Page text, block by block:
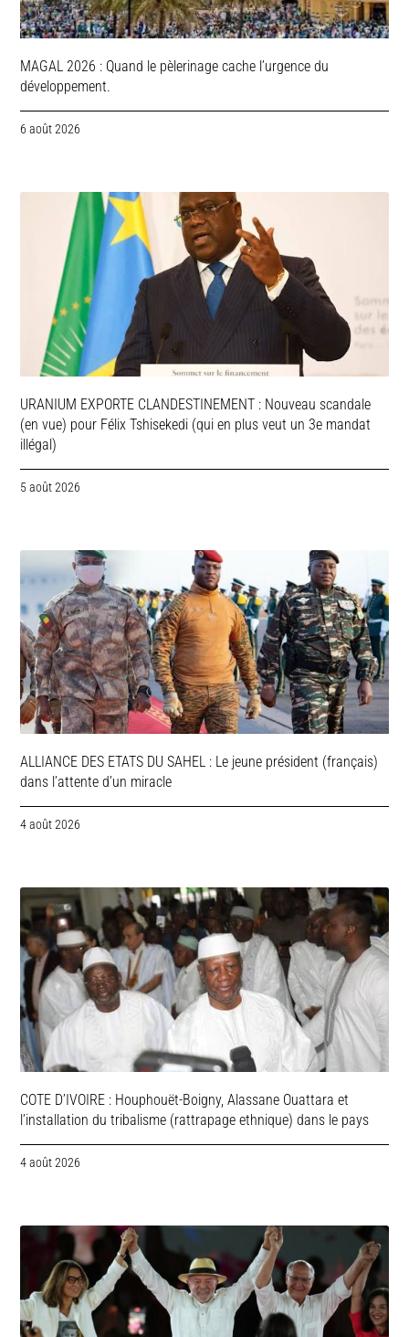
MAGAL 2026 : Quand le pèlerinage cache l’urgence du
développement.
6 août 2026
URANIUM EXPORTE CLANDESTINEMENT : Nouveau scandale
(en vue) pour Félix Tshisekedi (qui en plus veut un 3e mandat
illégal)
5 août 2026
ALLIANCE DES ETATS DU SAHEL : Le jeune président (français)
dans l’attente d’un miracle
4 août 2026
COTE D’IVOIRE : Houphouët-Boigny, Alassane Ouattara et
l’installation du tribalisme (rattrapage ethnique) dans le pays
4 août 2026